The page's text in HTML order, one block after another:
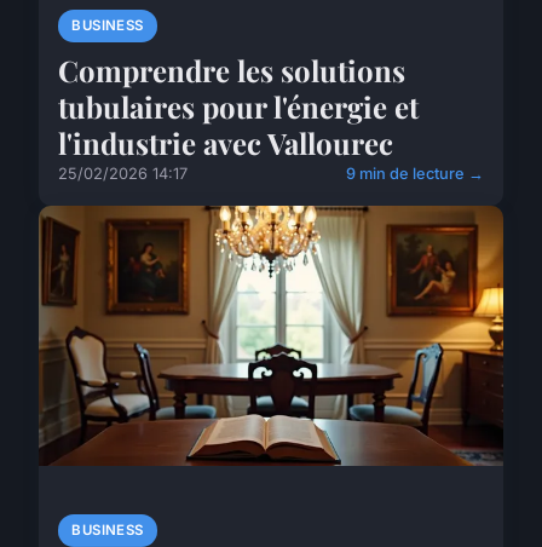
BUSINESS
Comprendre les solutions
tubulaires pour l'énergie et
l'industrie avec Vallourec
25/02/2026 14:17 9 min de lecture →
BUSINESS